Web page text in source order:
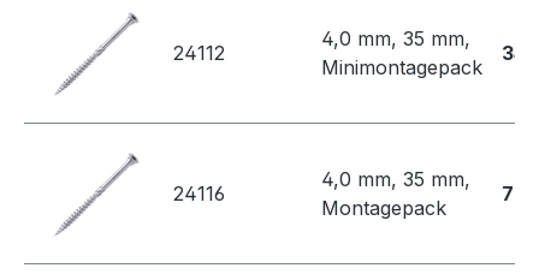
24112
4,0 mm, 35 mm,
Minimontagepack
24116
4,0 mm, 35 mm,
Montagepack